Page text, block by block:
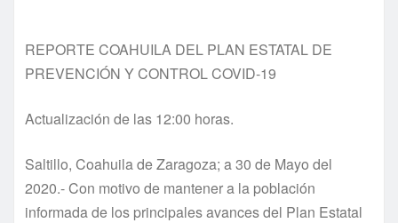
REPORTE COAHUILA DEL PLAN ESTATAL DE
PREVENCIÓN Y CONTROL COVID-19
Actualización de las 12:00 horas.
Saltillo, Coahuila de Zaragoza; a 30 de Mayo del
2020.- Con motivo de mantener a la población
informada de los principales avances del Plan Estatal